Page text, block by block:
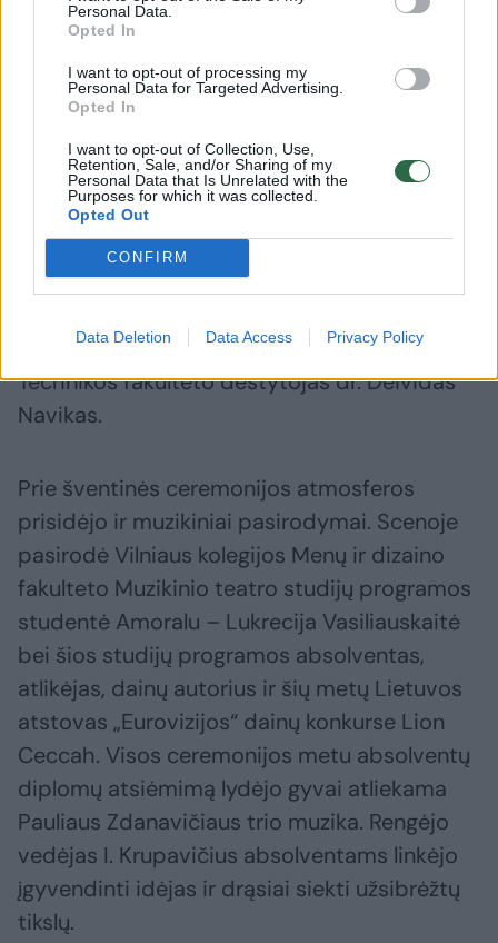
Personal Data.
Opted In
I want to opt-out of processing my
Personal Data for Targeted Advertising.
Opted In
I want to opt-out of Collection, Use,
Retention, Sale, and/or Sharing of my
Personal Data that Is Unrelated with the
Purposes for which it was collected.
Opted Out
CONFIRM
Data Deletion Data Access Privacy Policy
bendruomenės eisena. Ceremonijos
pradžioje choras „Vaidilutės“, vadovaujamas
Genovaitės Kumpienės, atliko Lietuvos
Respublikos ir Vilniaus kolegijos himnus.
Susirinkusiuosius pasveikino Vilniaus
kolegijos direktorė dr. Žymantė Jankauskienė,
Studentų atstovybės prezidentas Vilius
Maslianikas, o dėstytojų bendruomenės
vadybos fakulteto dėstytoja Greta Gruodė ir
Technikos fakulteto dėstytojas dr. Deividas
Navikas.
Prie šventinės ceremonijos atmosferos
prisidėjo ir muzikiniai pasirodymai. Scenoje
pasirodė Vilniaus kolegijos Menų ir dizaino
fakulteto Muzikinio teatro studijų programos
studentė Amoralu – Lukrecija Vasiliauskaitė
bei šios studijų programos absolventas,
atlikėjas, dainų autorius ir šių metų Lietuvos
atstovas „Eurovizijos“ dainų konkurse Lion
Ceccah. Visos ceremonijos metu absolventų
diplomų atsiėmimą lydėjo gyvai atliekama
Pauliaus Zdanavičiaus trio muzika. Rengėjo
vedėjas I. Krupavičius absolventams linkėjo
įgyvendinti idėjas ir drąsiai siekti užsibrėžtų
tikslų.